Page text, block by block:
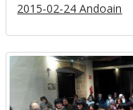
2015-02-24 Andoain